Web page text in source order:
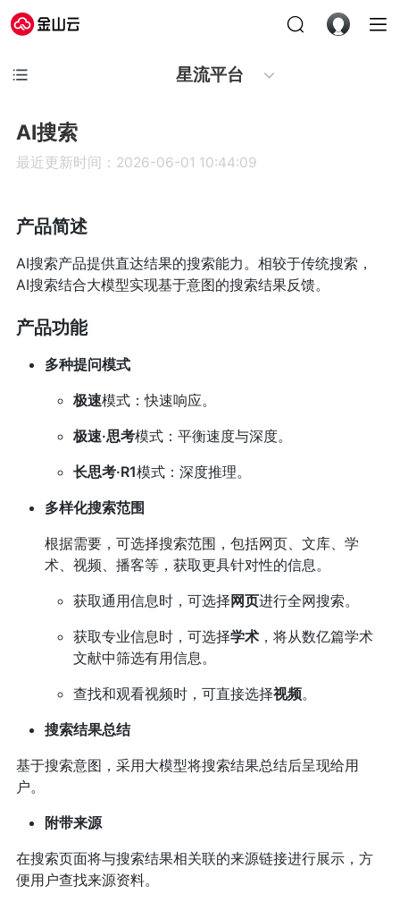
星流平台
AI搜索
最近更新时间：2026-06-01 10:44:09
产品简述
AI搜索产品提供直达结果的搜索能力。相较于传统搜索，
AI搜索结合大模型实现基于意图的搜索结果反馈。
产品功能
多种提问模式
极速模式：快速响应。
极速·思考模式：平衡速度与深度。
长思考·R1模式：深度推理。
多样化搜索范围
根据需要，可选择搜索范围，包括网页、文库、学
术、视频、播客等，获取更具针对性的信息。
获取通用信息时，可选择 网页进行全网搜索。
获取专业信息时，可选择学术，将从数亿篇学术
文献中筛选有用信息。
查找和观看视频时，可直接选择视频。
搜索结果总结
基于搜索意图，采用大模型将搜索结果总结后呈现给用
户。
附带来源
在搜索页面将与搜索结果相关联的来源链接进行展示，方
便用户查找来源资料。